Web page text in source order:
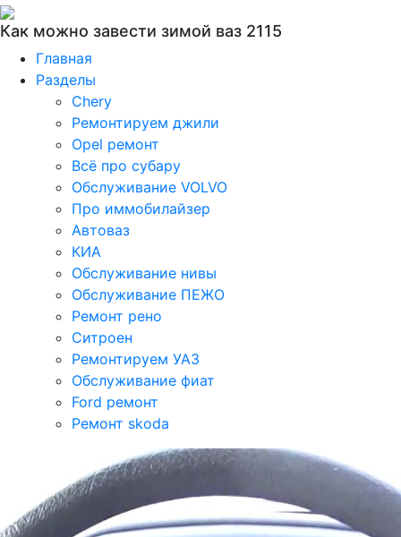
Как можно завести зимой ваз 2115
Главная
Разделы
Chery
Ремонтируем джили
Opel ремонт
Всё про субару
Обслуживание VOLVO
Про иммобилайзер
Автоваз
КИА
Обслуживание нивы
Обслуживание ПЕЖО
Ремонт рено
Ситроен
Ремонтируем УАЗ
Обслуживание фиат
Ford ремонт
Ремонт skoda